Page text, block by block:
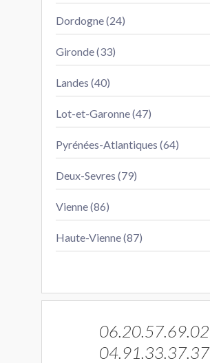
Dordogne (24)
Gironde (33)
Landes (40)
Lot-et-Garonne (47)
Pyrénées-Atlantiques (64)
Deux-Sevres (79)
Vienne (86)
Haute-Vienne (87)
06.20.57.69.02
04.91.33.37.37